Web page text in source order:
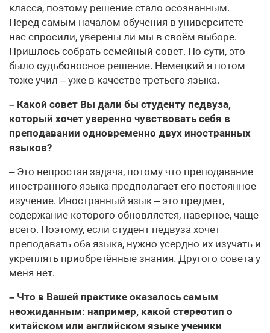
класса, поэтому решение стало осознанным.
Перед самым началом обучения в университете
нас спросили, уверены ли мы в своём выборе.
Пришлось собрать семейный совет. По сути, это
было судьбоносное решение. Немецкий я потом
тоже учил – уже в качестве третьего языка.
– Какой совет Вы дали бы студенту педвуза,
который хочет уверенно чувствовать себя в
преподавании одновременно двух иностранных
языков?
– Это непростая задача, потому что преподавание
иностранного языка предполагает его постоянное
изучение. Иностранный язык – это предмет,
содержание которого обновляется, наверное, чаще
всего. Поэтому, если студент педвуза хочет
преподавать оба языка, нужно усердно их изучать и
укреплять приобретённые знания. Другого совета у
меня нет.
– Что в Вашей практике оказалось самым
неожиданным: например, какой стереотип о
китайском или английском языке ученики